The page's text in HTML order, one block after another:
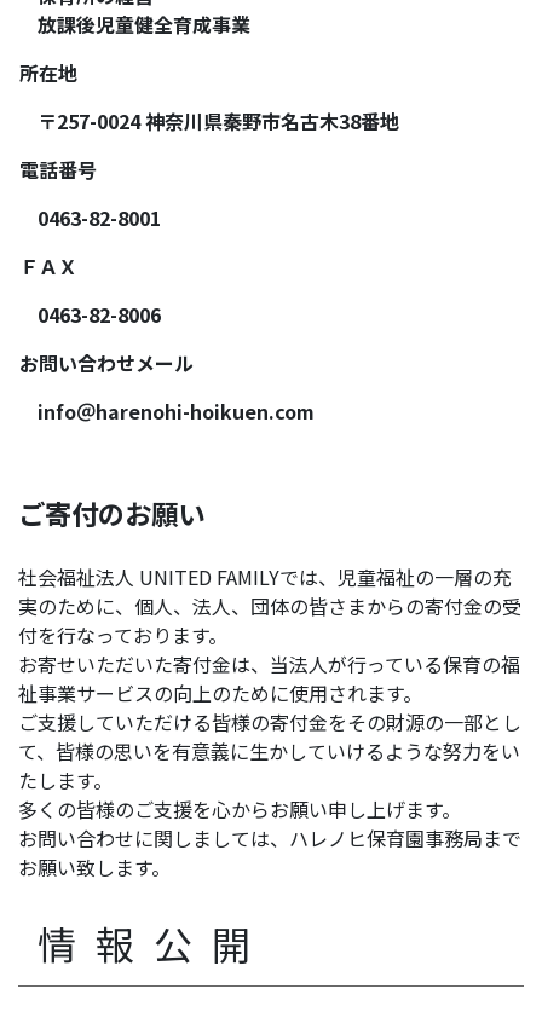
放課後児童健全育成事業
所在地
〒257-0024 神奈川県秦野市名古木38番地
電話番号
0463-82-8001
ＦＡＸ
0463-82-8006
お問い合わせメール
info＠harenohi-hoikuen.com
ご寄付のお願い
社会福祉法人 UNITED FAMILYでは、児童福祉の一層の充
実のために、個人、法人、団体の皆さまからの寄付金の受
付を行なっております。
お寄せいただいた寄付金は、当法人が行っている保育の福
祉事業サービスの向上のために使用されます。
ご支援していただける皆様の寄付金をその財源の一部とし
て、皆様の思いを有意義に生かしていけるような努力をい
たします。
多くの皆様のご支援を心からお願い申し上げます。
お問い合わせに関しましては、ハレノヒ保育園事務局まで
お願い致します。
情報公開